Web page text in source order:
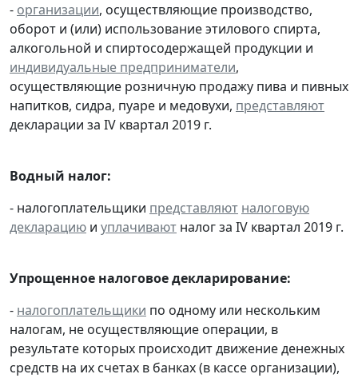
- организации, осуществляющие производство,
оборот и (или) использование этилового спирта,
алкогольной и спиртосодержащей продукции и
индивидуальные предприниматели,
осуществляющие розничную продажу пива и пивных
напитков, сидра, пуаре и медовухи, представляют
декларации за IV квартал 2019 г.
Водный налог:
- налогоплательщики представляют налоговую
декларацию и уплачивают налог за IV квартал 2019 г.
Упрощенное налоговое декларирование:
- налогоплательщики по одному или нескольким
налогам, не осуществляющие операции, в
результате которых происходит движение денежных
средств на их счетах в банках (в кассе организации),